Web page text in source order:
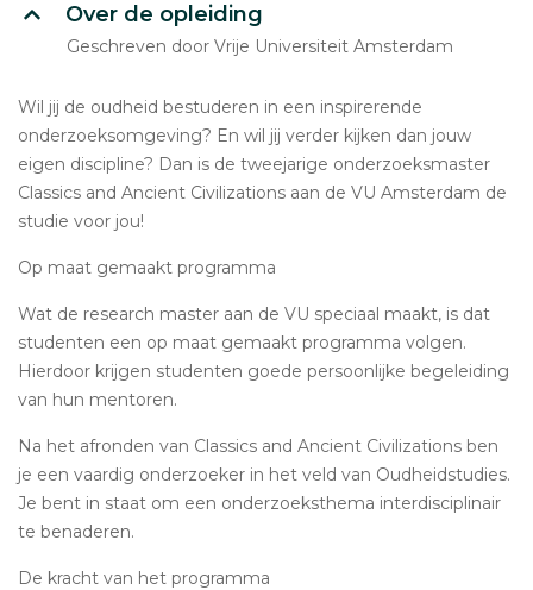
Over de opleiding
Geschreven door Vrije Universiteit Amsterdam
Wil jij de oudheid bestuderen in een inspirerende
onderzoeksomgeving? En wil jij verder kijken dan jouw
eigen discipline? Dan is de tweejarige onderzoeksmaster
Classics and Ancient Civilizations aan de VU Amsterdam de
studie voor jou!
Op maat gemaakt programma
Wat de research master aan de VU speciaal maakt, is dat
studenten een op maat gemaakt programma volgen.
Hierdoor krijgen studenten goede persoonlijke begeleiding
van hun mentoren.
Na het afronden van Classics and Ancient Civilizations ben
je een vaardig onderzoeker in het veld van Oudheidstudies.
Je bent in staat om een onderzoeksthema interdisciplinair
te benaderen.
De kracht van het programma